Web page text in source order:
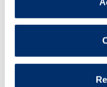
de relación con la
compromiso y la
humanas detrás.
algunas en un